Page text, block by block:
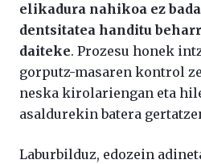
elikadura nahikoa ez
dentsitatea handitu
daiteke. Prozesu honek
gorputz-masaren kontrol
neska kirolariengan eta
asaldurekin batera
Laburbilduz, edozein